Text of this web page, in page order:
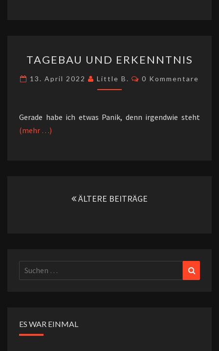
UND
ERKENNTNIS
TAGEBAU UND ERKENNTNIS
13. April 2022 Little B. Kommentare
0 Kommentare
Gerade habe ich etwas Panik, denn irgendwie steht
(mehr …)
ÄLTERE BEITRÄGE
Suchen
nach:
ES WAR EINMAL